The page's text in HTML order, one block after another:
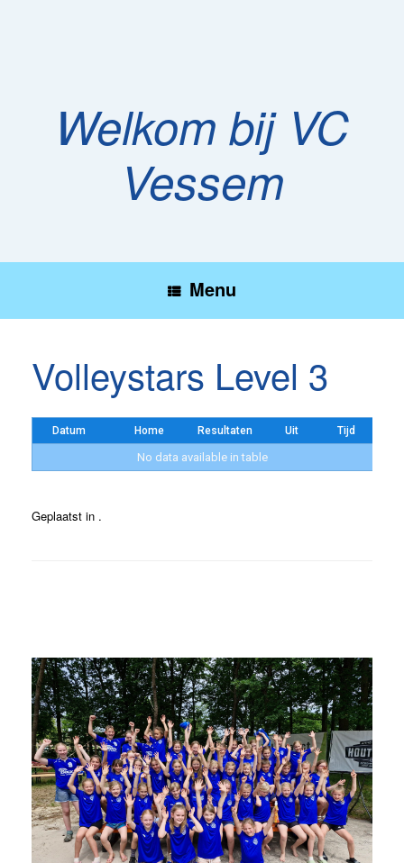
Welkom bij VC
Vessem
Menu
Volleystars Level 3
Datum Home Resultaten Uit Tijd
No data available in table
Geplaatst in .